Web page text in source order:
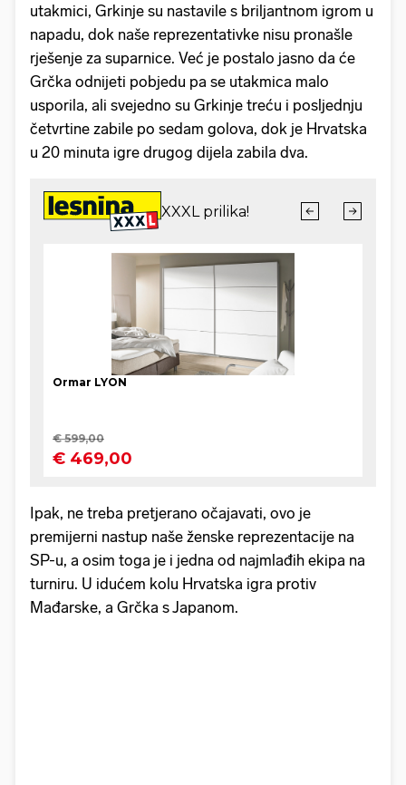
utakmici, Grkinje su nastavile s briljantnom igrom u
napadu, dok naše reprezentativke nisu pronašle
rješenje za suparnice. Već je postalo jasno da će
Grčka odnijeti pobjedu pa se utakmica malo
usporila, ali svejedno su Grkinje treću i posljednju
četvrtine zabile po sedam golova, dok je Hrvatska
u 20 minuta igre drugog dijela zabila dva.
Ipak, ne treba pretjerano očajavati, ovo je
premijerni nastup naše ženske reprezentacije na
SP-u, a osim toga je i jedna od najmlađih ekipa na
turniru. U idućem kolu Hrvatska igra protiv
Mađarske, a Grčka s Japanom.